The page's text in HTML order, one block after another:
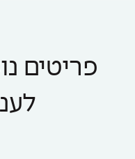
פריטים